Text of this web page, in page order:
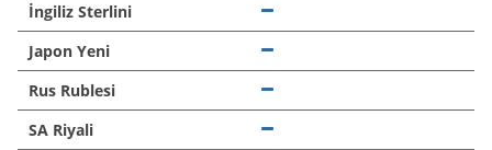
İngiliz Sterlini
Japon Yeni
Rus Rublesi
SA Riyali